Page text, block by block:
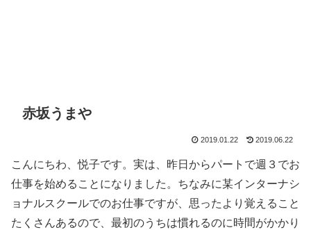
赤坂うまや
2019.01.22 2019.06.22
こんにちわ、悦子です。実は、昨日からパートで週３でお
仕事を始めることになりました。ちなみに某インターナシ
ョナルスクールでのお仕事ですが、思ったより覚えること
たくさんあるので、最初のうちは慣れるのに時間がかかり